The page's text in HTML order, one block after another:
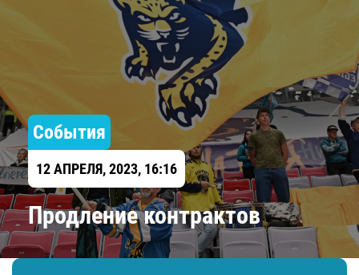
События
12 АПРЕЛЯ, 2023, 16:16
Продление контрактов